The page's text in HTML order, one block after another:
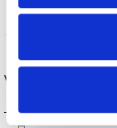
Corpo
Vida